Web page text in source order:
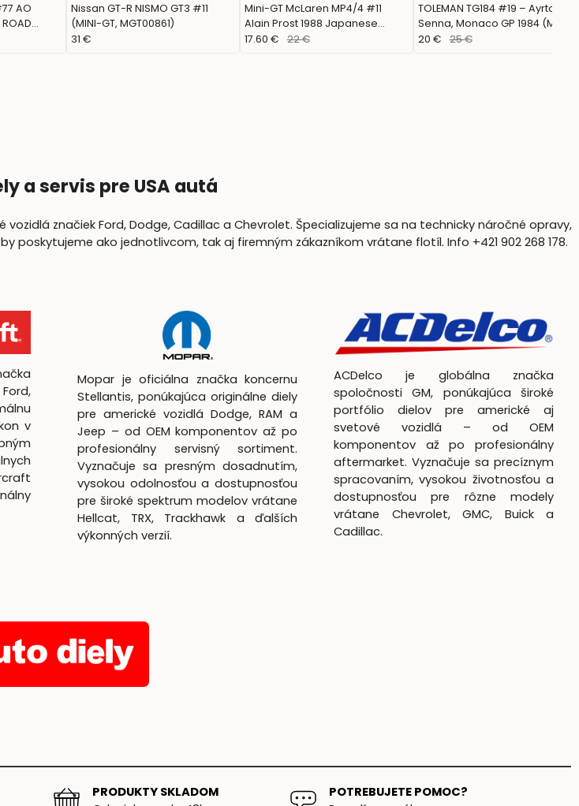
AO
Nissan GT-R NISMO GT3 #11
(MINI-GT, MGT00861)
31 €
Mini-GT McLaren MP4/4 #11
Alain Prost 1988 Japanese
Grand Prix 2nd Place MGT01123-
17.60 € 22 €
TOLEMAN TG184 #19 – Ayrton
Senna, Monaco GP 1984 (MINI
GT, MGT01118)
20 € 25 €
a servis pre USA autá
značiek Ford, Dodge, Cadillac a Chevrolet. Špecializujeme sa na technicky náročné opravy,
poskytujeme ako jednotlivcom, tak aj firemným zákazníkom vrátane flotíl. Info +421 902 268 178.
v
Mopar je oficiálna značka koncernu
Stellantis, ponúkajúca originálne diely
pre americké vozidlá Dodge, RAM a
Jeep – od OEM komponentov až po
profesionálny servisný sortiment.
Vyznačuje sa presným dosadnutím,
vysokou odolnosťou a dostupnosťou
pre široké spektrum modelov vrátane
Hellcat, TRX, Trackhawk a ďalších
výkonných verzií.
ACDelco je globálna značka
spoločnosti GM, ponúkajúca široké
portfólio dielov pre americké aj
svetové vozidlá – od OEM
komponentov až po profesionálny
aftermarket. Vyznačuje sa precíznym
spracovaním, vysokou životnosťou a
dostupnosťou pre rôzne modely
vrátane Chevrolet, GMC, Buick a
Cadillac.
PRODUKTY SKLADOM
POTREBUJETE POMOC?